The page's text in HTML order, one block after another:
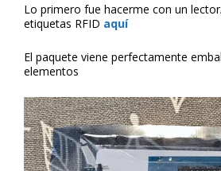
Lo primero fue hacerme con un
etiquetas RFID aquí
El paquete viene perfectamente
elementos